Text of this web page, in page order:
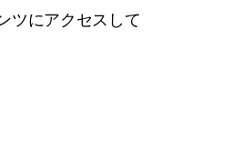
ツにアクセスして